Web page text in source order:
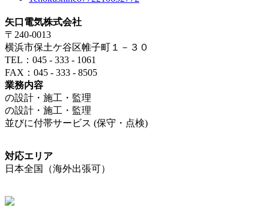
矢口電気株式会社
〒240-0013
横浜市保土ケ谷区帷子町１－３０
TEL：045 - 333 - 1061
FAX：045 - 333 - 8505
業務内容
の設計・施工・監理
の設計・施工・監理
並びに付帯サービス (保守・点検)
対応エリア
日本全国（海外出張可）